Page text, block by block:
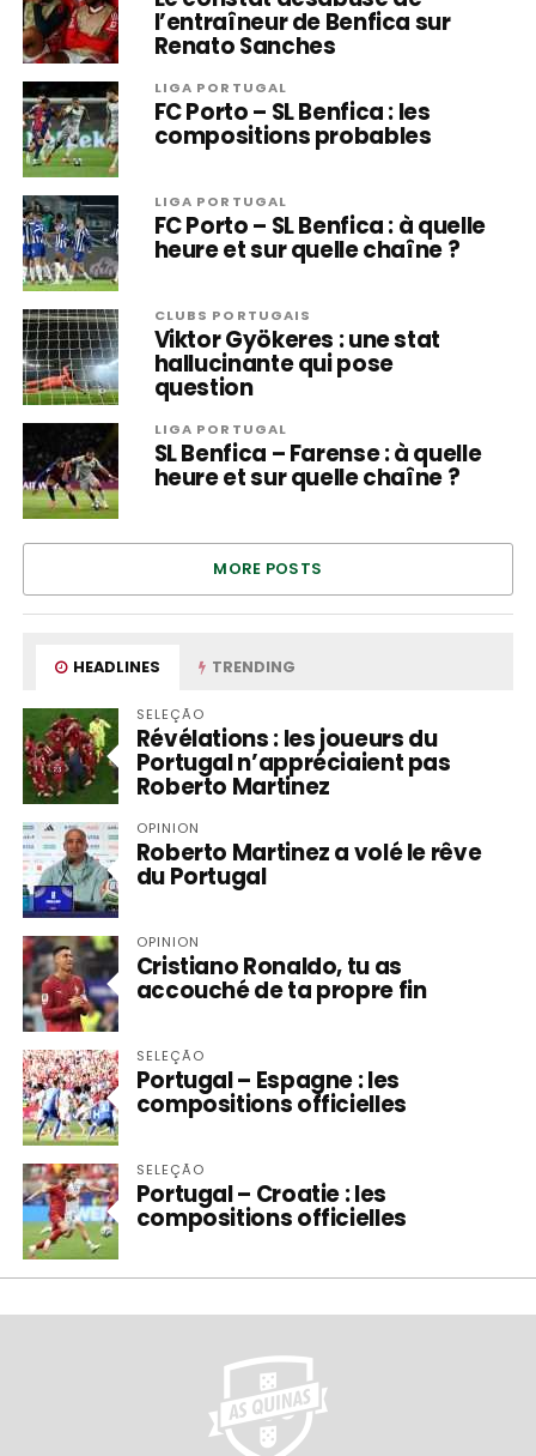
l’entraîneur de Benfica sur
Renato Sanches
LIGA PORTUGAL
FC Porto – SL Benfica : les
compositions probables
LIGA PORTUGAL
FC Porto – SL Benfica : à quelle
heure et sur quelle chaîne ?
CLUBS PORTUGAIS
Viktor Gyökeres : une stat
hallucinante qui pose
question
LIGA PORTUGAL
SL Benfica – Farense : à quelle
heure et sur quelle chaîne ?
MORE POSTS
HEADLINES TRENDING
SELEÇÃO
Révélations : les joueurs du
Portugal n’appréciaient pas
Roberto Martinez
OPINION
Roberto Martinez a volé le rêve
du Portugal
OPINION
Cristiano Ronaldo, tu as
accouché de ta propre fin
SELEÇÃO
Portugal – Espagne : les
compositions officielles
SELEÇÃO
Portugal – Croatie : les
compositions officielles